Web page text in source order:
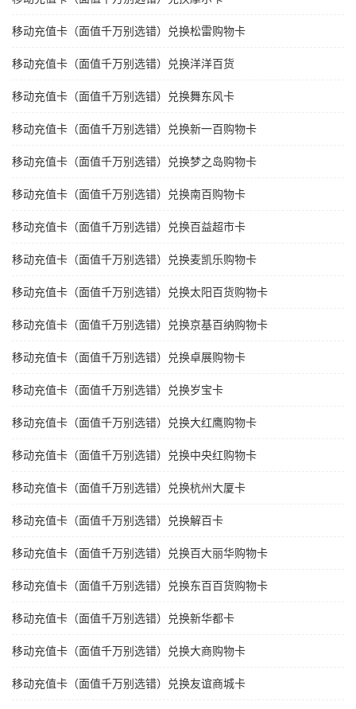
移动充值卡（面值千万别选错）兑换松雷购物卡
移动充值卡（面值千万别选错）兑换洋洋百货
移动充值卡（面值千万别选错）兑换舞东风卡
移动充值卡（面值千万别选错）兑换新一百购物卡
移动充值卡（面值千万别选错）兑换梦之岛购物卡
移动充值卡（面值千万别选错）兑换南百购物卡
移动充值卡（面值千万别选错）兑换百益超市卡
移动充值卡（面值千万别选错）兑换麦凯乐购物卡
移动充值卡（面值千万别选错）兑换太阳百货购物卡
移动充值卡（面值千万别选错）兑换京基百纳购物卡
移动充值卡（面值千万别选错）兑换卓展购物卡
移动充值卡（面值千万别选错）兑换岁宝卡
移动充值卡（面值千万别选错）兑换大红鹰购物卡
移动充值卡（面值千万别选错）兑换中央红购物卡
移动充值卡（面值千万别选错）兑换杭州大厦卡
移动充值卡（面值千万别选错）兑换解百卡
移动充值卡（面值千万别选错）兑换百大丽华购物卡
移动充值卡（面值千万别选错）兑换东百百货购物卡
移动充值卡（面值千万别选错）兑换新华都卡
移动充值卡（面值千万别选错）兑换大商购物卡
移动充值卡（面值千万别选错）兑换友谊商城卡